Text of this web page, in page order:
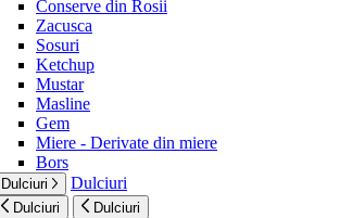
Conserve din Rosii
Zacusca
Sosuri
Ketchup
Mustar
Masline
Gem
Miere - Derivate din miere
Bors
Dulciuri Dulciuri
Dulciuri Dulciuri